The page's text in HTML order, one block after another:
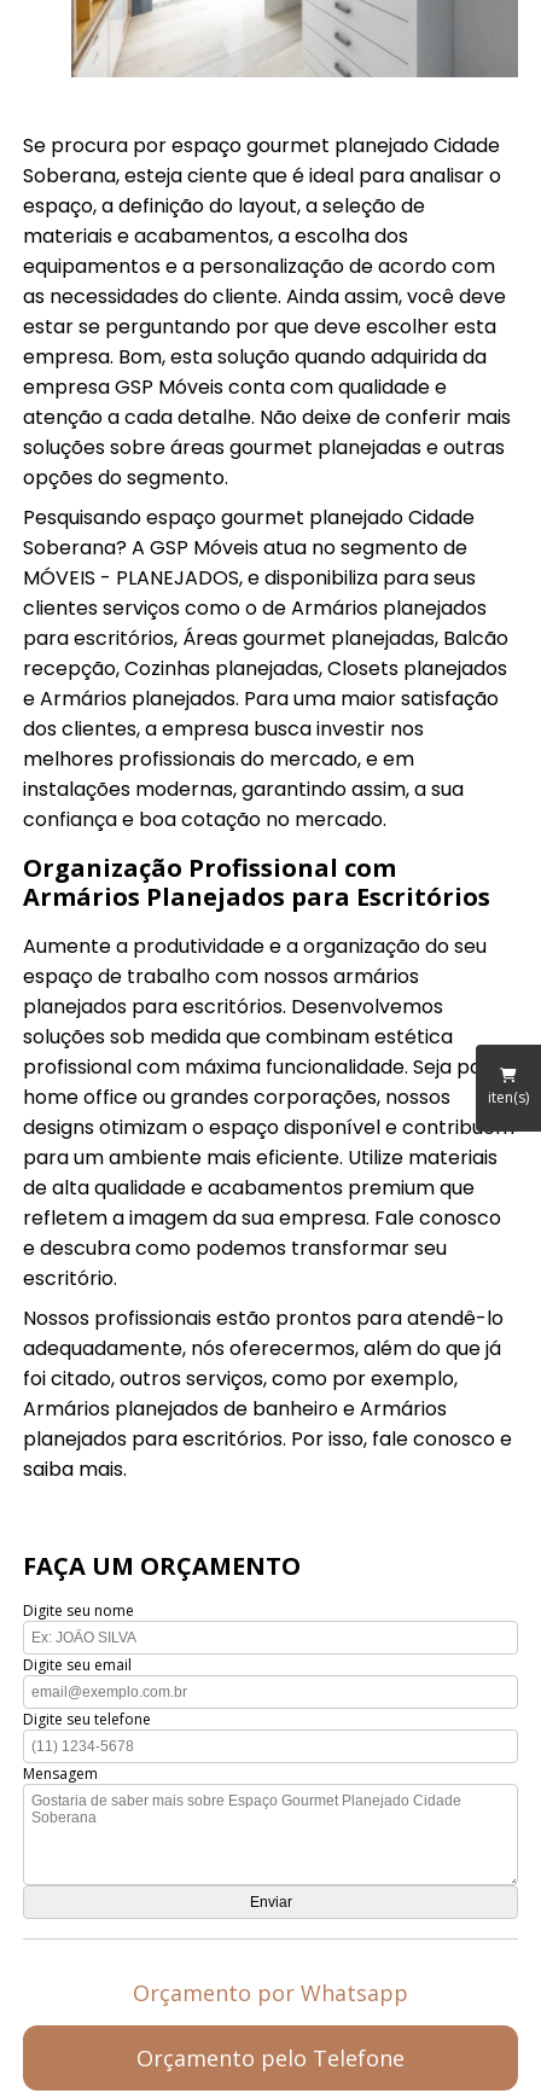
iten(s)
Se procura por espaço gourmet planejado Cidade
Soberana, esteja ciente que é ideal para analisar o
espaço, a definição do layout, a seleção de
materiais e acabamentos, a escolha dos
equipamentos e a personalização de acordo com
as necessidades do cliente. Ainda assim, você deve
estar se perguntando por que deve escolher esta
empresa. Bom, esta solução quando adquirida da
empresa GSP Móveis conta com qualidade e
atenção a cada detalhe. Não deixe de conferir mais
soluções sobre áreas gourmet planejadas e outras
opções do segmento.
Pesquisando espaço gourmet planejado Cidade
Soberana? A GSP Móveis atua no segmento de
MÓVEIS - PLANEJADOS, e disponibiliza para seus
clientes serviços como o de Armários planejados
para escritórios, Áreas gourmet planejadas, Balcão
recepção, Cozinhas planejadas, Closets planejados
e Armários planejados. Para uma maior satisfação
dos clientes, a empresa busca investir nos
melhores profissionais do mercado, e em
instalações modernas, garantindo assim, a sua
confiança e boa cotação no mercado.
Organização Profissional com
Armários Planejados para Escritórios
Aumente a produtividade e a organização do seu
espaço de trabalho com nossos armários
planejados para escritórios. Desenvolvemos
soluções sob medida que combinam estética
profissional com máxima funcionalidade. Seja para
home office ou grandes corporações, nossos
designs otimizam o espaço disponível e contribuem
para um ambiente mais eficiente. Utilize materiais
de alta qualidade e acabamentos premium que
refletem a imagem da sua empresa. Fale conosco
e descubra como podemos transformar seu
escritório.
Nossos profissionais estão prontos para atendê-lo
adequadamente, nós oferecermos, além do que já
foi citado, outros serviços, como por exemplo,
Armários planejados de banheiro e Armários
planejados para escritórios. Por isso, fale conosco e
saiba mais.
FAÇA UM ORÇAMENTO
Digite seu nome
Digite seu email
Digite seu telefone
Mensagem
Orçamento por Whatsapp
Orçamento pelo Telefone